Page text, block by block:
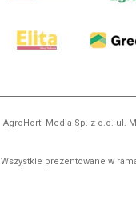
AgroHorti Media Sp. z o.o. ul.
Wszystkie prezentowane w